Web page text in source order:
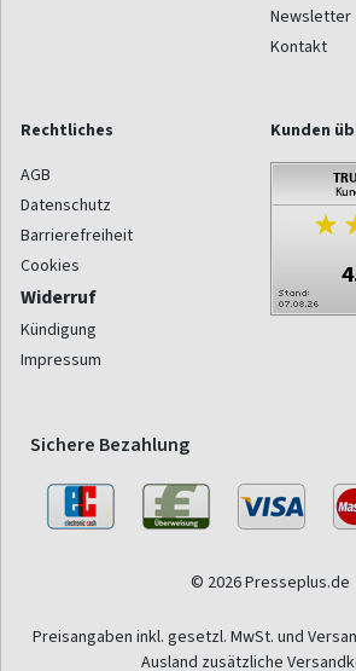
Newsletter
Kontakt
Rechtliches
AGB
Datenschutz
Barrierefreiheit
Cookies
Widerruf
Kündigung
Impressum
Kunden
Sichere Bezahlung
© 2026 Presseplus.de
Preisangaben inkl. gesetzl. MwSt. und
Ausland zusätzliche